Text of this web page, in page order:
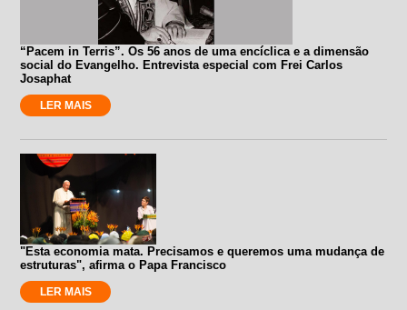
“Pacem in Terris”. Os 56 anos de uma encíclica e a dimensão
social do Evangelho. Entrevista especial com Frei Carlos
Josaphat
LER MAIS
"Esta economia mata. Precisamos e queremos uma mudança de
estruturas", afirma o Papa Francisco
LER MAIS